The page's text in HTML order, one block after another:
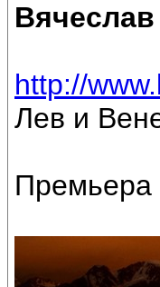
http://
Лев и
Премьера